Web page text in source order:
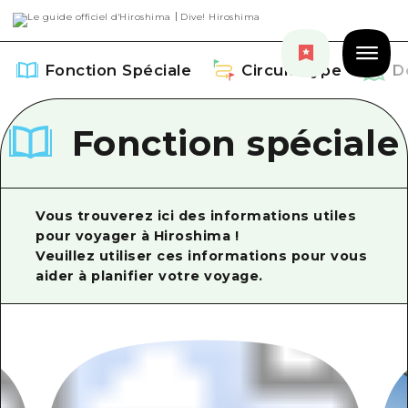
Fonction Spéciale Circuit Type
Fonction Spéciale
Aperçu
Événements/ Fêtes
Gourmand / Saké
Circuit Type
Aperçu
Guide official de Dive! Hiroshima
Hiroshima Moshimo Travel
Autour de la ville d'Hiroshima
Événement
Fonction spéciale
Vous trouverez ici des informations utiles
pour voyager à Hiroshima !
Veuillez utiliser ces informations pour vous
aider à planifier votre voyage.